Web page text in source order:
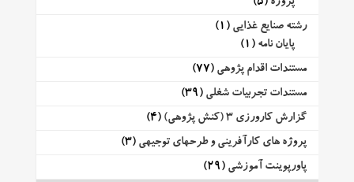
رشته صنایع غذایی (1)
پایان نامه (1)
مستندات اقدام پژوهی (77)
مستندات تجربیات شغلی (39)
گزارش کارورزی 3 (کنش پژوهی)
(4)
پروژه های کارآفرینی و طرحهای توجیهی (3)
پاورپوینت آموزشی (29)